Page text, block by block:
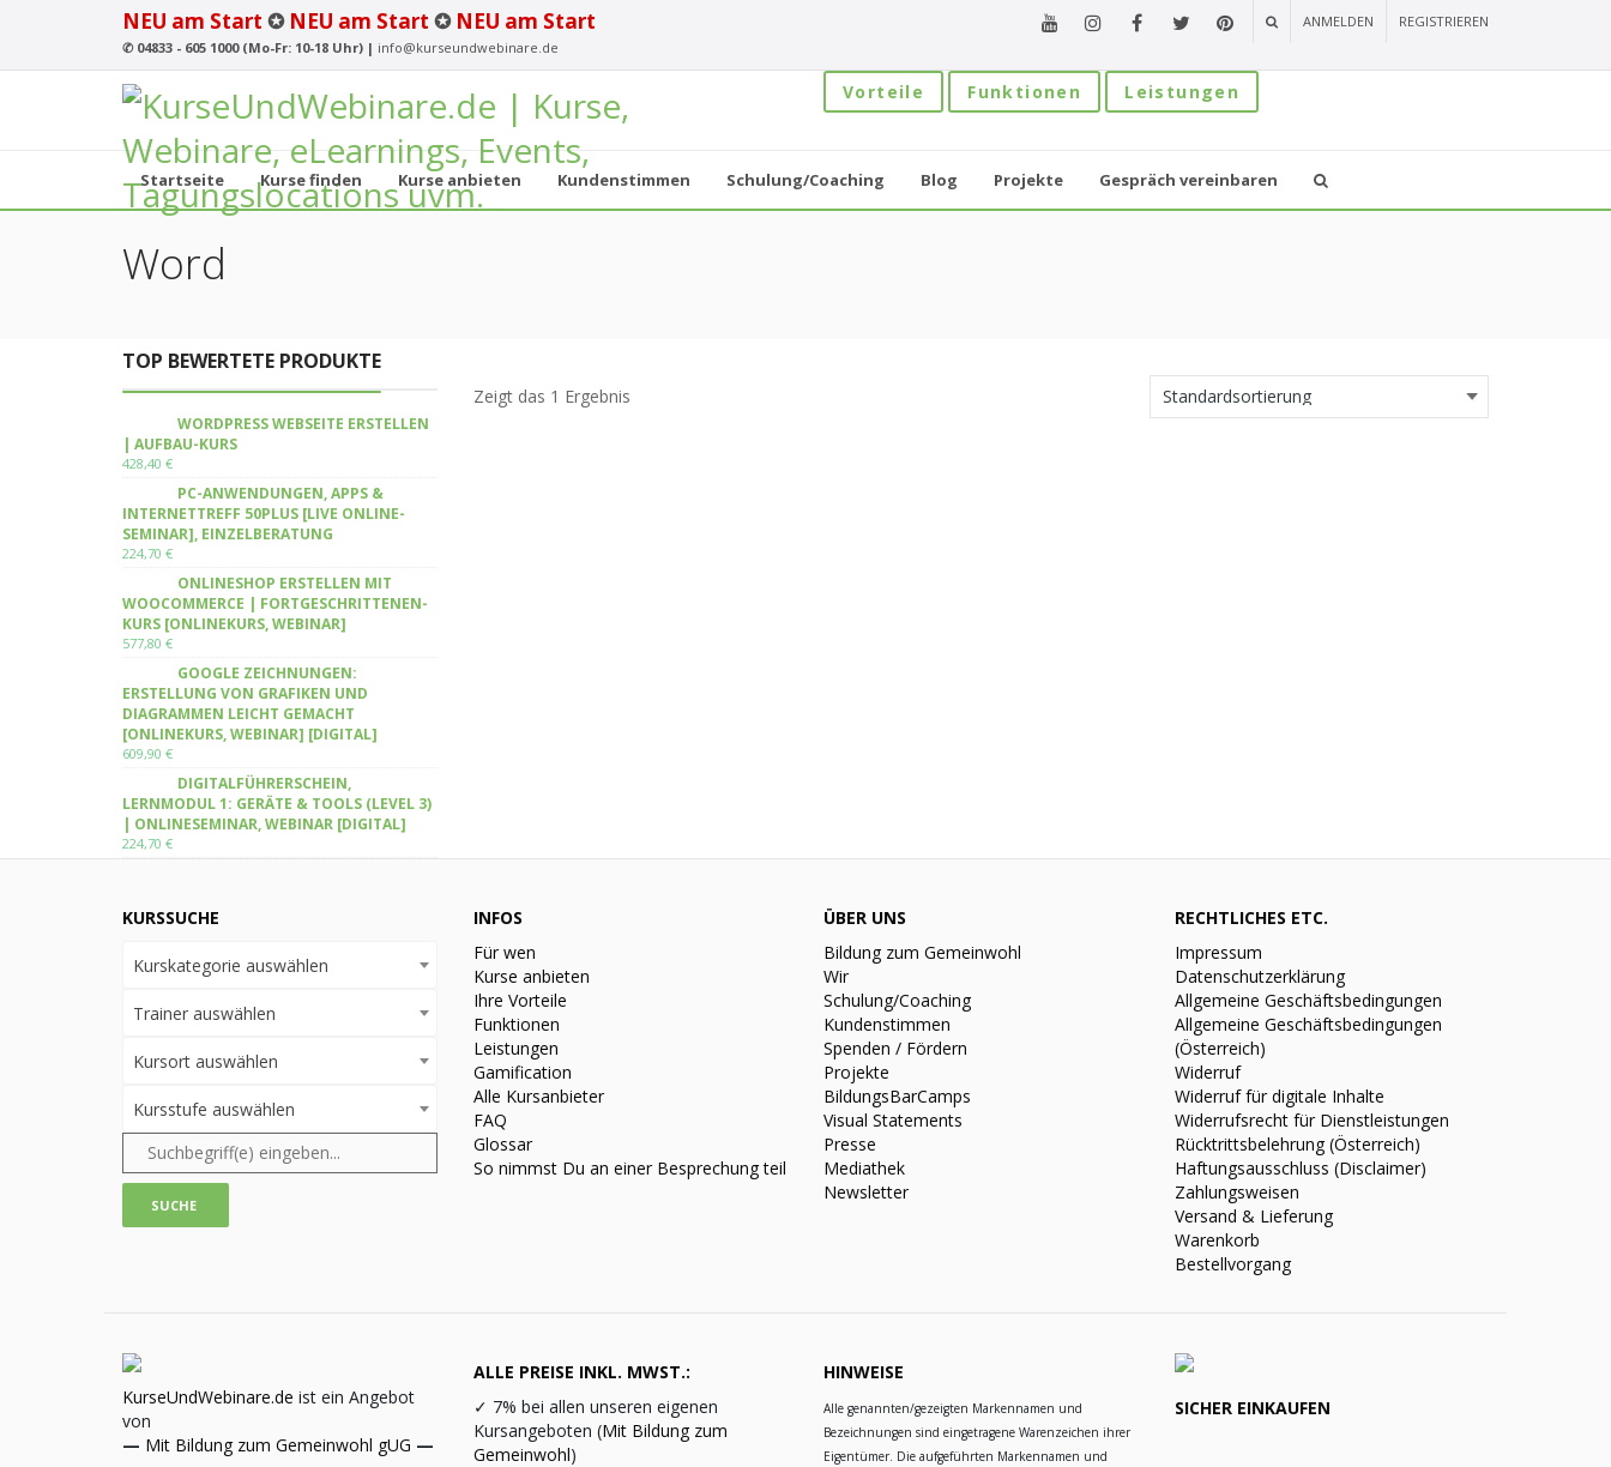
NEU am Start ✪ NEU am Start ✪ NEU am Start
✆04833 - 605 1000 (Mo-Fr: 10-18 Uhr) | info@kurseundwebinare.de
ANMELDEN REGISTRIEREN
Vorteile Funktionen Leistungen
Startseite Kurse finden Kurse anbieten Kundenstimmen Schulung/Coaching Blog Projekte Gespräch vereinbaren
Word
Zeigt das 1 Ergebnis
TOP BEWERTETE PRODUKTE
WORDPRESS WEBSEITE ERSTELLEN
| AUFBAU-KURS
428,40 €
PC-ANWENDUNGEN, APPS &
INTERNETTREFF 50PLUS [LIVE ONLINE-
SEMINAR], EINZELBERATUNG
224,70 €
ONLINESHOP ERSTELLEN MIT
WOOCOMMERCE | FORTGESCHRITTENEN-
KURS [ONLINEKURS, WEBINAR]
577,80 €
GOOGLE ZEICHNUNGEN:
ERSTELLUNG VON GRAFIKEN UND
DIAGRAMMEN LEICHT GEMACHT
[ONLINEKURS, WEBINAR] [DIGITAL]
609,90 €
DIGITALFÜHRERSCHEIN,
LERNMODUL 1: GERÄTE & TOOLS (LEVEL 3)
| ONLINESEMINAR, WEBINAR [DIGITAL]
224,70 €
KURSSUCHE
Kurskategorie auswählen
Trainer auswählen
Kursort auswählen
Kursstufe auswählen
INFOS
Für wen
Kurse anbieten
Ihre Vorteile
Funktionen
Leistungen
Gamification
Alle Kursanbieter
FAQ
Glossar
So nimmst Du an einer Besprechung teil
ÜBER UNS
Bildung zum Gemeinwohl
Wir
Schulung/Coaching
Kundenstimmen
Spenden / Fördern
Projekte
BildungsBarCamps
Visual Statements
Presse
Mediathek
Newsletter
RECHTLICHES ETC.
Impressum
Datenschutzerklärung
Allgemeine Geschäftsbedingungen
Allgemeine Geschäftsbedingungen
(Österreich)
Widerruf
Widerruf für digitale Inhalte
Widerrufsrecht für Dienstleistungen
Rücktrittsbelehrung (Österreich)
Haftungsausschluss (Disclaimer)
Zahlungsweisen
Versand & Lieferung
Warenkorb
Bestellvorgang
KurseUndWebinare.de ist ein Angebot
von
— Mit Bildung zum Gemeinwohl gUG —
ALLE PREISE INKL. MWST.:
✓ 7% bei allen unseren eigenen
Kursangeboten (Mit Bildung zum
Gemeinwohl)
HINWEISE
Alle genannten/gezeigten Markennamen und
Bezeichnungen sind eingetragene Warenzeichen ihrer
Eigentümer. Die aufgeführten Markennamen und
SICHER EINKAUFEN